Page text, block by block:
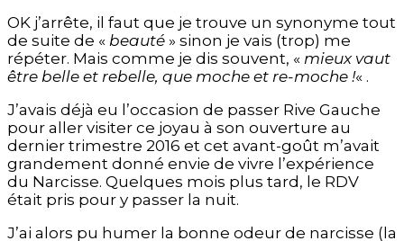
OK j’arrête, il faut que je trouve un synonyme tout
de suite de « beauté » sinon je vais (trop) me
répéter. Mais comme je dis souvent, « mieux vaut
être belle et rebelle, que moche et re-moche !« .
J’avais déjà eu l’occasion de passer Rive Gauche
pour aller visiter ce joyau à son ouverture au
dernier trimestre 2016 et cet avant-goût m’avait
grandement donné envie de vivre l’expérience
du Narcisse. Quelques mois plus tard, le RDV
était pris pour y passer la nuit.
J’ai alors pu humer la bonne odeur de narcisse (la